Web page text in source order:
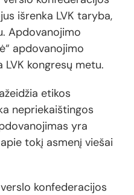
išrenka LVK taryba,
Apdovanojimo
apdovanojimo
kongresų metu.
etikos
nepriekaištingos
yra
tokį asmenį viešai
konfederacijos